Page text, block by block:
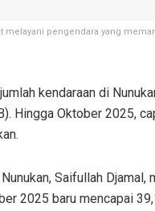
melayani pengendara yang
kendaraan di
Hingga Oktober 2025,
Saifullah Djamal,
2025 baru mencapai